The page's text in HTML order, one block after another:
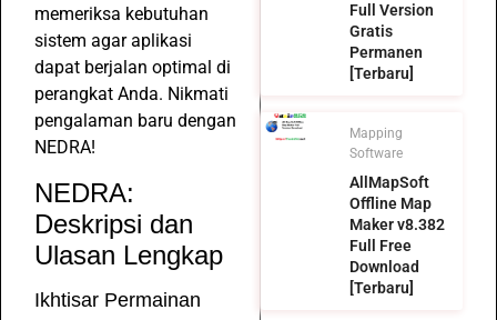
memeriksa kebutuhan
sistem agar aplikasi
dapat berjalan optimal di
perangkat Anda. Nikmati
pengalaman baru dengan
NEDRA!
NEDRA:
Deskripsi dan
Ulasan Lengkap
Ikhtisar Permainan
Full Version
Gratis
Permanen
[Terbaru]
Mapping
Software
AllMapSoft
Offline Map
Maker v8.382
Full Free
Download
[Terbaru]